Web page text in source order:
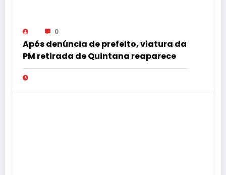
0
Após denúncia de prefeito, viatura da
PM retirada de Quintana reaparece